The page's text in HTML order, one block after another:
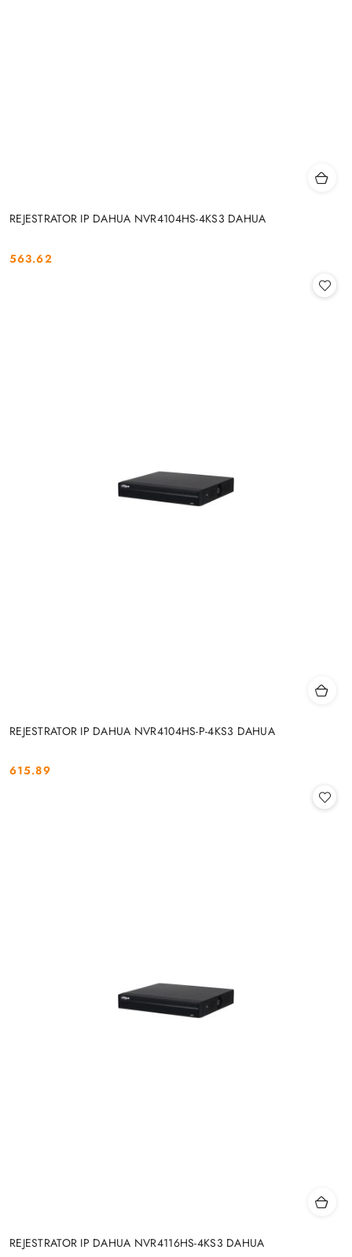
REJESTRATOR IP DAHUA NVR4104HS-4KS3 DAHUA
Cena:
563.62
REJESTRATOR IP DAHUA NVR4104HS-P-4KS3 DAHUA
Cena:
615.89
REJESTRATOR IP DAHUA NVR4116HS-4KS3 DAHUA